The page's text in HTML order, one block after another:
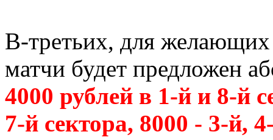
В-третьих, для
матчи будет предложен
4000 рублей в 1-й и 8-й
7-й сектора, 8000 - 3-й,